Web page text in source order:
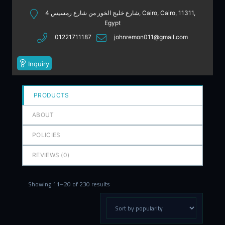
of
4 شارع خليج الخور من شارع رمسيس, Cairo, Cairo, 11311,
Egypt
01221711187
johnremon011@gmail.com
Inquiry
PRODUCTS
ABOUT
POLICIES
REVIEWS (0)
Showing 11–20 of 230 results